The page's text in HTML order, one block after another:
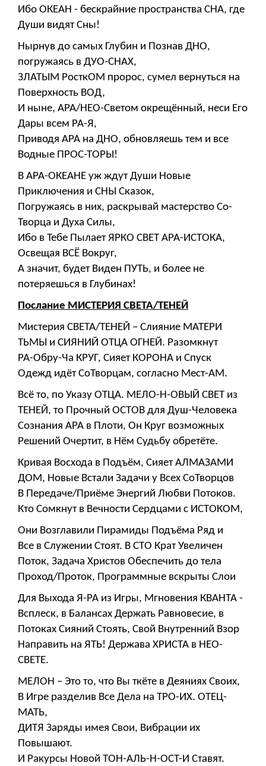
Ибо ОКЕАН - бескрайние пространства СНА, где
Души видят Сны!
Нырнув до самых Глубин и Познав ДНО,
погружаясь в ДУО-СНАХ,
ЗЛАТЫМ РосткОМ пророс, сумел вернуться на
Поверхность ВОД,
И ныне, АРА/НЕО-Светом окрещённый, неси Его
Дары всем РА-Я,
Приводя АРА на ДНО, обновляешь тем и все
Водные ПРОС-ТОРЫ!
В АРА-ОКЕАНЕ уж ждут Души Новые
Приключения и СНЫ Сказок,
Погружаясь в них, раскрывай мастерство Со-
Творца и Духа Силы,
Ибо в Тебе Пылает ЯРКО СВЕТ АРА-ИСТОКА,
Освещая ВСЁ Вокруг,
А значит, будет Виден ПУТЬ, и более не
потеряешься в Глубинах!
Послание МИСТЕРИЯ СВЕТА/ТЕНЕЙ
Мистерия СВЕТА/ТЕНЕЙ – Слияние МАТЕРИ
ТЬМЫ и СИЯНИЙ ОТЦА ОГНЕЙ. Разомкнут
РА-Обру-Ча КРУГ, Сияет КОРОНА и Спуск
Одежд идёт СоТворцам, согласно Мест-АМ.
Всё то, по Указу ОТЦА. МЕЛО-Н-ОВЫЙ СВЕТ из
ТЕНЕЙ, то Прочный ОСТОВ для Душ-Человека
Сознания АРА в Плоти, Он Круг возможных
Решений Очертит, в Нём Судьбу обретёте.
Кривая Восхода в Подъём, Сияет АЛМАЗАМИ
ДОМ, Новые Встали Задачи у Всех СоТворцов
В Передаче/Приёме Энергий Любви Потоков.
Кто Сомкнут в Вечности Сердцами с ИСТОКОМ,
Они Возглавили Пирамиды Подъёма Ряд и
Все в Служении Стоят. В СТО Крат Увеличен
Поток, Задача Христов Обеспечить до тела
Проход/Проток, Программные вскрыты Слои
Для Выхода Я-РА из Игры, Мгновения КВАНТА -
Всплеск, в Балансах Держать Равновесие, в
Потоках Сияний Стоять, Свой Внутренний Взор
Направить на ЯТЬ! Держава ХРИСТА в НЕО-
СВЕТЕ.
МЕЛОН – Это то, что Вы ткёте в Деяниях Своих,
В Игре разделив Все Дела на ТРО-ИХ. ОТЕЦ-
МАТЬ,
ДИТЯ Заряды имея Свои, Вибрации их
Повышают.
И Ракурсы Новой ТОН-АЛЬ-Н-ОСТ-И Ставят.